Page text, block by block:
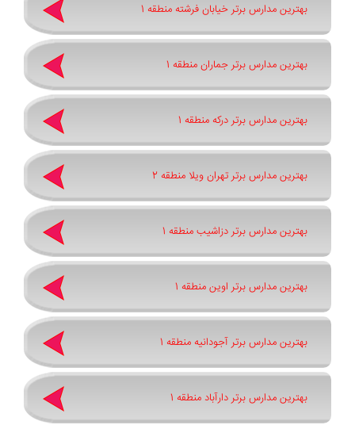
بهترین مدارس برتر خیابان فرشته منطقه 1
بهترین مدارس برتر جماران منطقه 1
بهترین مدارس برتر درکه منطقه 1
بهترین مدارس برتر تهران ویلا منطقه 2
بهترین مدارس برتر دزاشیب منطقه 1
بهترین مدارس برتر اوین منطقه 1
بهترین مدارس برتر آجودانیه منطقه 1
بهترین مدارس برتر دارآباد منطقه 1